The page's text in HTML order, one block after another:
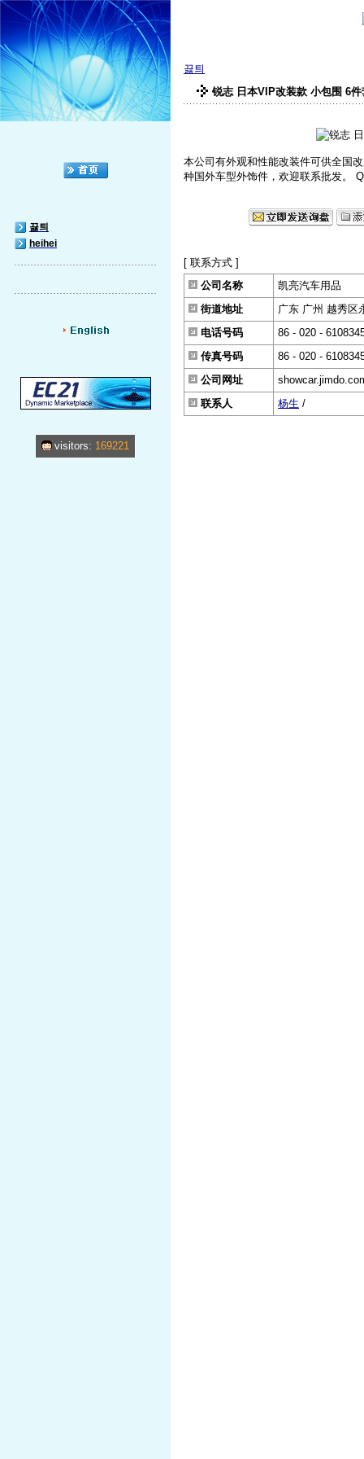
끓틔
heihei
visitors: 169221
끓틔
锐志 日本VIP改装款 小包围 6件
本公司有外观和性能改装件可供全国
种国外车型外饰件，欢迎联系批发。
[ 联系方式 ]
公司名称
凯亮汽车用品
街道地址
广东 广州 越秀区
电话号码
86 - 020 -
传真号码
86 - 020 -
公司网址
联系人
杨生 /